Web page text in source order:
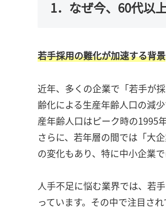
1．なぜ今、60代以
若手採用の難化が加速する背景
近年、多くの企業で「若手が
齢化による生産年齢人口の減
産年齢人口はピーク時の1995
さらに、若年層の間では「大
の変化もあり、特に中小企業
人手不足に悩む業界では、若
っています。その中で注目さ